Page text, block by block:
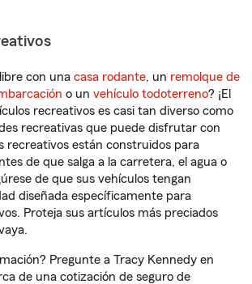
con una casa rodante, un remolque de
o un vehículo todoterreno? ¡El
recreativos es casi tan diverso como
recreativas que puede disfrutar con
recreativos están construidos para
de que salga a la carretera, el agua o
de que sus vehículos tengan
diseñada específicamente para
Proteja sus artículos más preciados
Pregunte a Tracy Kennedy en
de una cotización de seguro de